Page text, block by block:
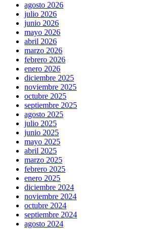
agosto 2026
julio 2026
junio 2026
mayo 2026
abril 2026
marzo 2026
febrero 2026
enero 2026
diciembre 2025
noviembre 2025
octubre 2025
septiembre 2025
agosto 2025
julio 2025
junio 2025
mayo 2025
abril 2025
marzo 2025
febrero 2025
enero 2025
diciembre 2024
noviembre 2024
octubre 2024
septiembre 2024
agosto 2024